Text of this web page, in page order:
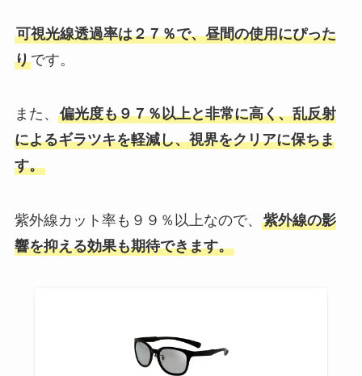
う？量販店（ヤマダ電機・ヨドバ
栄太郎飴はどこで買える？イオン
スーパーやコンビニなど取り扱い
40代のスーツはどこで買う？女性
も青山？安いおしゃれなレディー
可視光線透過率は２７％で、昼間の使用にぴった
りです。
また、 偏光度も９７％以上と非常に高く、乱反射
によるギラツキを軽減し、視界をクリアに保ちま
す。
紫外線カット率も９９％以上なので、 紫外線の影
響を抑える効果も期待できます。